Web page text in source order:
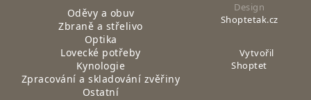
Oděvy a obuv
Zbraně a střelivo
Optika
Lovecké potřeby
Kynologie
Zpracování a skladování zvěřiny
Ostatní
Design
Shoptetak.cz
Vytvořil
Shoptet